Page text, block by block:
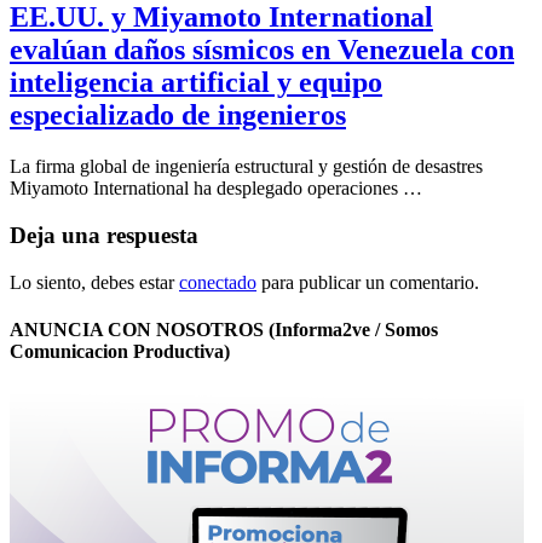
EE.UU. y Miyamoto International
evalúan daños sísmicos en Venezuela con
inteligencia artificial y equipo
especializado de ingenieros
La firma global de ingeniería estructural y gestión de desastres
Miyamoto International ha desplegado operaciones …
Deja una respuesta
Lo siento, debes estarconectado para publicar un comentario.
ANUNCIA CON NOSOTROS (Informa2ve / Somos
Comunicacion Productiva)